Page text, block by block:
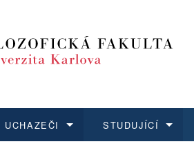
UCHAZEČI STUDUJÍCÍ